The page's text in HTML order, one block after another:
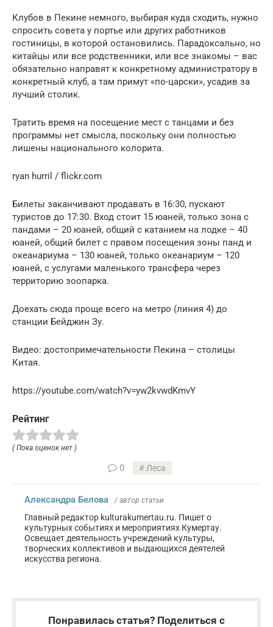
Клубов в Пекине немного, выбирая куда сходить, нужно
спросить совета у портье или других работников
гостиницы, в которой остановились. Парадоксально, но
китайцы или все родственники, или все знакомы – вас
обязательно направят к конкретному администратору в
конкретный клуб, а там примут «по-царски», усадив за
лучший столик.
Тратить время на посещение мест с танцами и без
программы нет смысла, поскольку они полностью
лишены национального колорита.
ryan hurril / flickr.com
Билеты заканчивают продавать в 16:30, пускают
туристов до 17:30. Вход стоит 15 юаней, только зона с
пандами – 20 юаней, общий с катанием на лодке – 40
юаней, общий билет с правом посещения зоны панд и
океанариума – 130 юаней, только океанариум – 120
юаней, с услугами маленького трансфера через
территорию зоопарка.
Доехать сюда проще всего на метро (линия 4) до
станции Бейджин Зу.
Видео: достопримечательности Пекина – столицы
Китая.
https://youtube.com/watch?v=yw2kvwdKmvY
Рейтинг
( Пока оценок нет )
0 Леса
Александра Белова / автор статьи
Главный редактор kulturakumertau.ru. Пишет о
культурных событиях и мероприятиях Кумертау.
Освещает деятельность учреждений культуры,
творческих коллективов и выдающихся деятелей
искусства региона.
Понравилась статья? Поделиться с